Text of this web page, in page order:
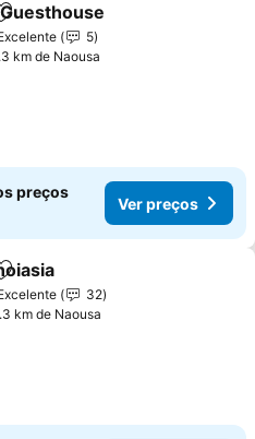
Adicionar aos favoritos
5
km de Naousa
preços
Ver preços
Adicionar aos favoritos
32
km de Naousa